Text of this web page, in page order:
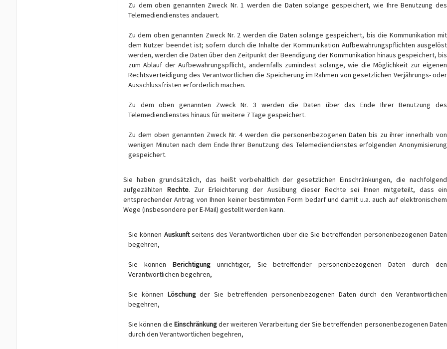
Zu dem oben genannten Zweck Nr. 1 werden die Daten solange gespeichert, wie Ihre Benutzung des
Telemediendienstes andauert.
Zu dem oben genannten Zweck Nr. 2 werden die Daten solange gespeichert, bis die Kommunikation mit
dem Nutzer beendet ist; sofern durch die Inhalte der Kommunikation Aufbewahrungspflichten ausgelöst
werden, werden die Daten über den Zeitpunkt der Beendigung der Kommunikation hinaus gespeichert, bis
zum Ablauf der Aufbewahrungspflicht, andernfalls zumindest solange, wie die Möglichkeit zur eigenen
Rechtsverteidigung des Verantwortlichen die Speicherung im Rahmen von gesetzlichen Verjährungs- oder
Ausschlussfristen erforderlich machen.
Zu dem oben genannten Zweck Nr. 3 werden die Daten über das Ende Ihrer Benutzung des
Telemediendienstes hinaus für weitere 7 Tage gespeichert.
Zu dem oben genannten Zweck Nr. 4 werden die personenbezogenen Daten bis zu ihrer innerhalb von
wenigen Minuten nach dem Ende Ihrer Benutzung des Telemediendienstes erfolgenden Anonymisierung
gespeichert.
Sie haben grundsätzlich, das heißt vorbehaltlich der gesetzlichen Einschränkungen, die nachfolgend
aufgezählten Rechte. Zur Erleichterung der Ausübung dieser Rechte sei Ihnen mitgeteilt, dass ein
entsprechender Antrag von Ihnen keiner bestimmten Form bedarf und damit u.a. auch auf elektronischem
Wege (insbesondere per E-Mail) gestellt werden kann.
Sie können Auskunftseitens des Verantwortlichen über die Sie betreffenden personenbezogenen Daten
begehren,
Sie können Berichtigungunrichtiger, Sie betreffender personenbezogenen Daten durch den
Verantwortlichen begehren,
Sie können Löschungder Sie betreffenden personenbezogenen Daten durch den Verantwortlichen
begehren,
Sie können die Einschränkungder weiteren Verarbeitung der Sie betreffenden personenbezogenen Daten
durch den Verantwortlichen begehren,